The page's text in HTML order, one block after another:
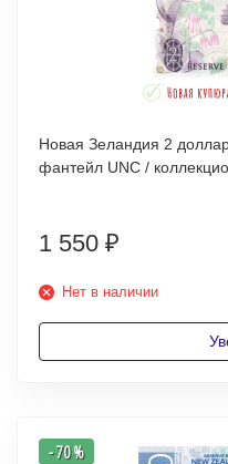
Новая Зеландия 2
фантейл UNC /
1 550 ₽
Нет в наличии
- 70 %